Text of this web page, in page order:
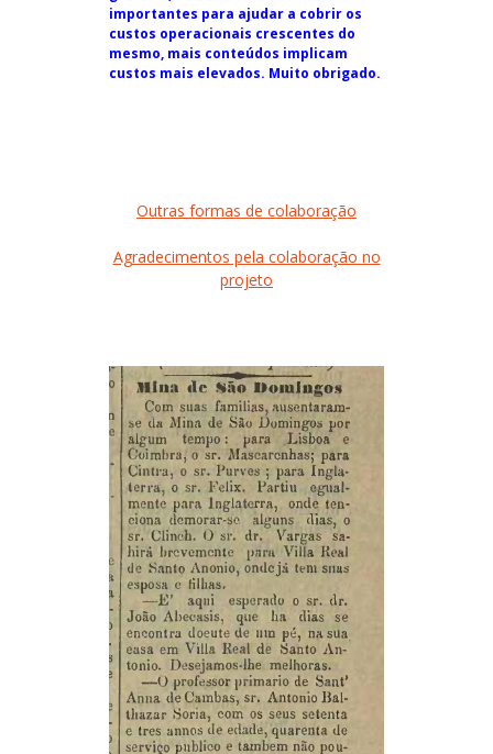
importantes para ajudar a cobrir os
custos operacionais crescentes do
mesmo, mais conteúdos implicam
custos mais elevados. Muito obrigado.
Outras formas de colaboração
Agradecimentos pela colaboração no
projeto